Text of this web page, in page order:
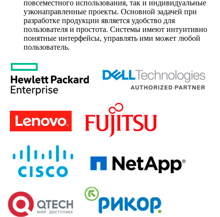
повсеместного использования, так и индивидуальные
узконаправленные проекты. Основной задачей при
разработке продукции является удобство для
пользователя и простота. Системы имеют интуитивно
понятные интерфейсы, управлять ими может любой
пользователь.